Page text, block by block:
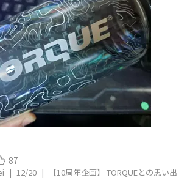
87
| 12/20 | 【10周年企画】 TORQUEとの思い出